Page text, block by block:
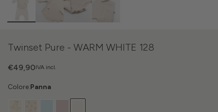
Twinset Pure - WARM WHITE 128
IVA incl.
€49,90
Colore:Panna